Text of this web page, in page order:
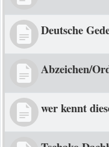
Deutsche
Abzeichen/
wer kennt